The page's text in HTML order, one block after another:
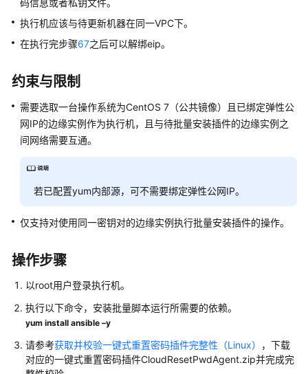
指
南
控
制
台
功
能
述
创
IAM
户
授
权
使
IEC
码信息或者私钥文件。
执行机应该与待更新机器在同一VPC下。
在执行完步骤67之后可以解绑eip。
约束与限制
需要选取一台操作系统为CentOS 7（公共镜像）且已绑定弹性公
网IP的边缘实例作为执行机，且与待批量安装插件的边缘实例之
间网络需要互通。
若已配置yum内部源，可不需要绑定弹性公网IP。
仅支持对使用同一密钥对的边缘实例执行批量安装插件的操作。
操作步骤
以root用户登录执行机。
执行以下命令，安装批量脚本运行所需要的依赖。
yum install ansible –y
请参考获取并校验一键式重置密码插件完整性（Linux）
，下载
对应的一键式重置密码插件CloudResetPwdAgent.zip并完成完